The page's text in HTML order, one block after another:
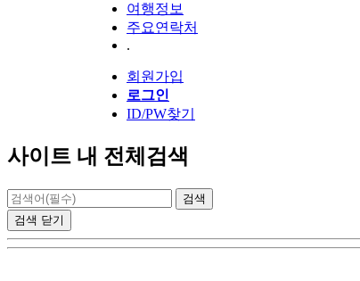
여행정보
주요연락처
.
회원가입
로그인
ID/PW찾기
사이트 내 전체검색
검색 닫기